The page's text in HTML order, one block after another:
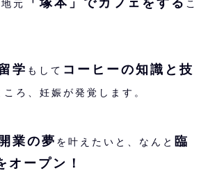
元
こ
学 もして コーヒーの知識と技
ろ、妊娠が発覚します。
業の夢 を叶えたいと、なんと 臨
オープン！